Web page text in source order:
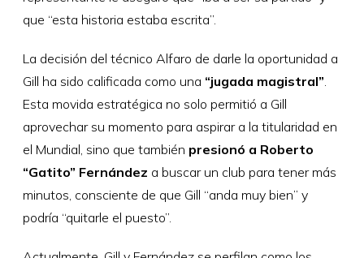
que “esta historia estaba escrita”.
La decisión del técnico Alfaro de darle la oportunidad a
Gill ha sido calificada como una “jugada magistral”
Esta movida estratégica no solo permitió a Gill
aprovechar su momento para aspirar a la titularidad en
el Mundial, sino que también presionó a Roberto
“Gatito” Fernández a buscar un club para tener más
minutos, consciente de que Gill “anda muy bien” y
podría “quitarle el puesto”.